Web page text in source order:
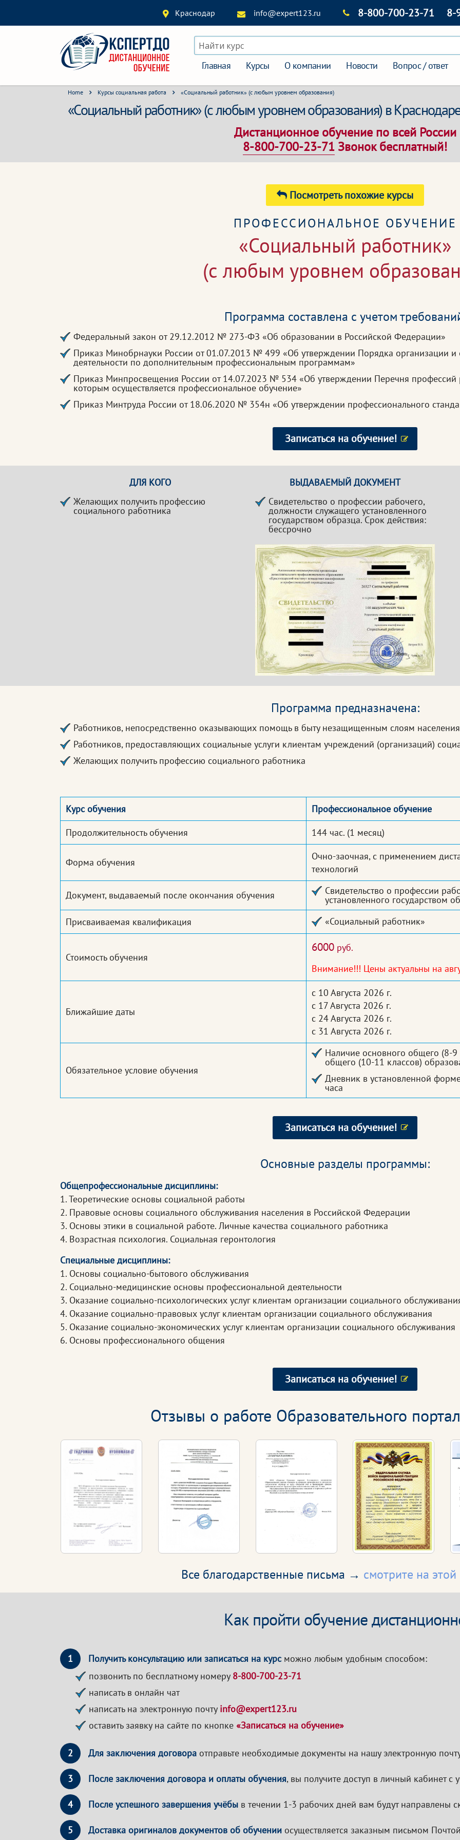
Краснодар info@expert123.ru 8-800-700-23-71 8-
Найти курс
Главная Курсы О компании Новости Вопрос / ответ
Home Курсы социальная работа «Социальный работник» (с любым уровнем образования)
«Социальный работник» (с любым уровнем образования) в
Дистанционное обучение по всей России
8-800-700-23-71 Звонок бесплатный!
Посмотреть похожие курсы
ПРОФЕССИОНАЛЬНОЕ ОБУЧЕНИЕ
«Социальный работник»
(с любым уровнем
Программа составлена с учетом
Федеральный закон от 29.12.2012 № 273-ФЗ «Об образовании в Российской Федерации»
Приказ Минобрнауки России от 01.07.2013 № 499 «Об утверждении Порядка организации и
деятельности по дополнительным профессиональным программам»
Приказ Минпросвещения России от 14.07.2023 № 534 «Об утверждении Перечня профессий
которым осуществляется профессиональное обучение»
Приказ Минтруда России от 18.06.2020 № 354н «Об утверждении профессионального
Записаться на обучение!
ДЛЯ КОГО
Желающих получить профессию
социального работника
ВЫДАВАЕМЫЙ ДОКУМЕНТ
Свидетельство о профессии рабочего,
должности служащего установленного
государством образца. Срок действия:
бессрочно
Программа предназначена:
Работников, непосредственно оказывающих помощь в быту незащищенным слоям населения
Работников, предоставляющих социальные услуги клиентам учреждений (организаций)
Желающих получить профессию социального работника
Курс обучения
Профессиональное обучение
Продолжительность обучения
144 час. (1 месяц)
Форма обучения
Очно-заочная, с применением
технологий
Документ, выдаваемый после окончания обучения Свидетельство о профессии
установленного государством
Присваиваемая квалификация
«Социальный работник»
Стоимость обучения
6000 руб.
Внимание!!! Цены актуальны на
Ближайшие даты
с 10 Августа 2026 г.
с 17 Августа 2026 г.
с 24 Августа 2026 г.
с 31 Августа 2026 г.
Обязательное условие обучения
Наличие основного общего (8-9
общего (10-11 классов)
Дневник в установленной
часа
Записаться на обучение!
Основные разделы программы:
Общепрофессиональные дисциплины:
1. Теоретические основы социальной работы
2. Правовые основы социального обслуживания населения в Российской Федерации
3. Основы этики в социальной работе. Личные качества социального работника
4. Возрастная психология. Социальная геронтология
Специальные дисциплины:
1. Основы социально-бытового обслуживания
2. Социально-медицинские основы профессиональной деятельности
3. Оказание социально-психологических услуг клиентам организации социального
4. Оказание социально-правовых услуг клиентам организации социального обслуживания
5. Оказание социально-экономических услуг клиентам организации социального обслуживания
6. Основы профессионального общения
Записаться на обучение!
Отзывы о работе Образовательного
Все благодарственные письма → смотрите на
Как пройти обучение
1 Получить консультацию или записаться на курсможно любым удобным способом:
позвонить по бесплатному номеру 8-800-700-23-71
написать в онлайн чат
написать на электронную почту info@expert123.ru
оставить заявку на сайте по кнопке «Записаться на обучение»
2 Для заключения договора отправьте необходимые документы на нашу электронную
3 После заключения договора и оплаты обучения, вы получите доступ в личный кабинет
4 После успешного завершения учёбы в течении 1-3 рабочих дней вам будут направлены
5 Доставка оригиналов документов об обучении осуществляется заказным письмом